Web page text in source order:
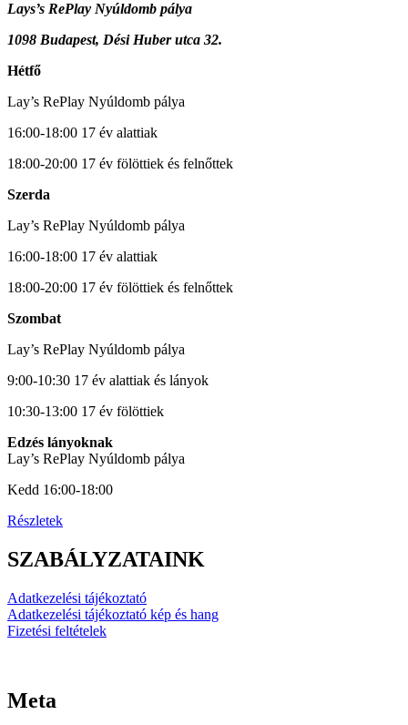
Lays’s RePlay Nyúldomb pálya
1098 Budapest, Dési Huber utca 32.
Hétfő
Lay’s RePlay Nyúldomb pálya
16:00-18:00 17 év alattiak
18:00-20:00 17 év fölöttiek és felnőttek
Szerda
Lay’s RePlay Nyúldomb pálya
16:00-18:00 17 év alattiak
18:00-20:00 17 év fölöttiek és felnőttek
Szombat
Lay’s RePlay Nyúldomb pálya
9:00-10:30 17 év alattiak és lányok
10:30-13:00 17 év fölöttiek
Edzés lányoknak
Lay’s RePlay Nyúldomb pálya
Kedd 16:00-18:00
Részletek
SZABÁLYZATAINK
Adatkezelési tájékoztató
Adatkezelési tájékoztató kép és hang
Fizetési feltételek
Meta